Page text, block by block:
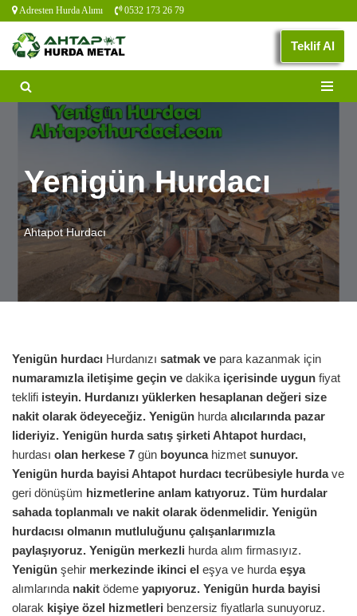
İçeriğe
geç
Adresten Hurda Alımı 0532 173 26 79
Teklif Al
Yenigün Hurdacı
Ahtapot Hurdacı
Yenigün hurdacı Hurdanızı satmak ve para kazanmak için
numaramızla iletişime geçin ve dakika içerisinde uygun fiyat
teklifi isteyin. Hurdanızı yüklerken hesaplanan değeri size
nakit olarak ödeyeceğiz. Yenigün hurdaalıcılarında pazar
lideriyiz. Yenigün hurda satış şirketi Ahtapot hurdacı,
hurdası olan herkese 7 gün boyuncahizmet sunuyor.
Yenigün hurda bayisi Ahtapot hurdacı tecrübesiyle hurdave
geri dönüşüm hizmetlerine anlam katıyoruz. Tüm hurdalar
sahada toplanmalı ve nakit olarak ödenmelidir. Yenigün
hurdacısı olmanın mutluluğunu çalışanlarımızla
paylaşıyoruz. Yenigün merkezli hurda alım firmasıyız.
Yenigün şehir merkezinde ikinci el eşya ve hurdaeşya
alımlarında nakit ödeme yapıyoruz. Yenigün hurda bayisi
olarak kişiye özel hizmetleri benzersiz fiyatlarla sunuyoruz.